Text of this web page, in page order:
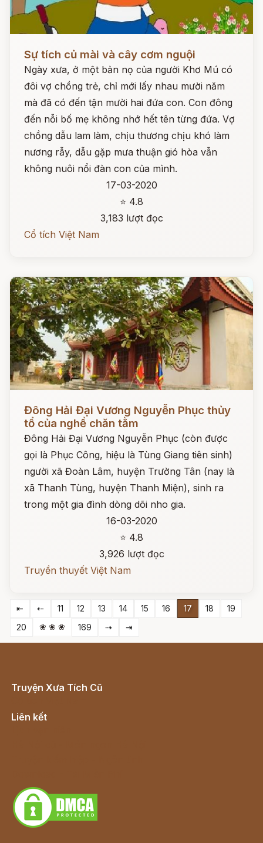
Sự tích củ mài và cây cơm nguội
Ngày xưa, ở một bản nọ của người Khơ Mú có
đôi vợ chồng trẻ, chỉ mới lấy nhau mười năm
mà đã có đến tận mười hai đứa con. Con đông
đến nỗi bố mẹ không nhớ hết tên từng đứa. Vợ
chồng dẫu lam làm, chịu thương chịu khó làm
nương rẫy, dẫu gặp mưa thuận gió hòa vẫn
không nuôi nổi đàn con của mình.
17-03-2020
⭐ 4.8
3,183 lượt đọc
Cổ tích Việt Nam
Đông Hải Đại Vương Nguyễn Phục thủy
tổ của nghề chăn tằm
Đông Hải Đại Vương Nguyễn Phục (còn được
gọi là Phục Công, hiệu là Tùng Giang tiên sinh)
người xã Đoàn Lâm, huyện Trường Tân (nay là
xã Thanh Tùng, huyện Thanh Miện), sinh ra
trong một gia đình dòng dõi nho gia.
16-03-2020
⭐ 4.8
3,926 lượt đọc
Truyền thuyết Việt Nam
⇤ ⇠ 11 12 13 14 15 16 17 18
19
20
❀ ❀ ❀ 169 ⇢ ⇥
Truyện Xưa Tích Cũ
Liên kết